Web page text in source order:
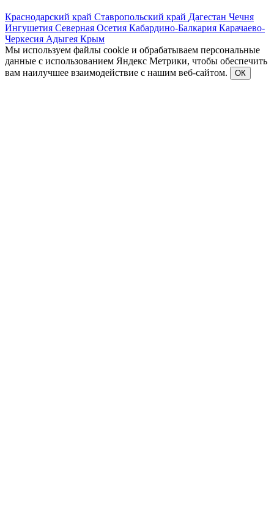
Краснодарский край Ставропольский край Дагестан Чечня
Ингушетия Северная Осетия Кабардино-Балкария Карачаево-
Черкесия Адыгея Крым
Мы используем файлы cookie и обрабатываем персональные
данные с использованием Яндекс Метрики, чтобы обеспечить
вам наилучшее взаимодействие с нашим веб-сайтом.
ОК